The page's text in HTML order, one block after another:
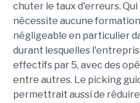
chuter le taux d'erreurs.
nécessite aucune
négligeable en particulier
durant lesquelles
effectifs par 5, avec des
entre autres. Le picking
permettrait aussi de